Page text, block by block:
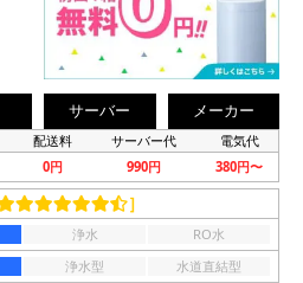
サーバー メーカー
配送料 サーバー代 電気代
0円 990円 380円〜
］
浄水
RO水
浄水型
水道直結型